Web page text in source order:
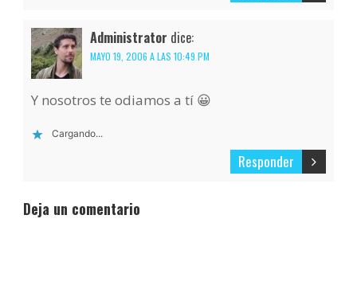
Administrator dice:
MAYO 19, 2006 A LAS 10:49 PM
Y nosotros te odiamos a tí 😀
Cargando...
Responder
Deja un comentario